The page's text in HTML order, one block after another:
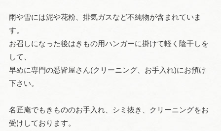
雨や雪には泥や花粉、排気ガスなど不純物が含まれていま
す。
お召しになった後はきもの用ハンガーに掛けて軽く陰干しを
して、
早めに専門の悉皆屋さん(クリーニング、お手入れ)にお預け
下さい。
名匠庵でもきもののお手入れ、シミ抜き、クリーニングをお
受けしております。